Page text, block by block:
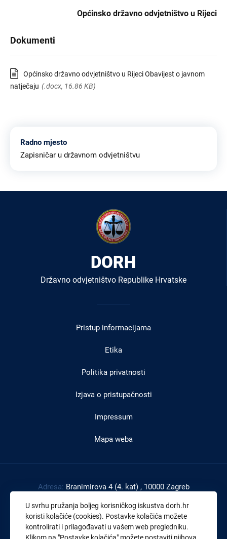
Općinsko državno odvjetništvo u Rijeci
Dokumenti
Općinsko državno odvjetništvo u Rijeci Obavijest o javnom
natječaju (.docx, 16.86 KB)
Radno mjesto
Zapisničar u državnom odvjetništvu
DORH
Državno odvjetništvo Republike Hrvatske
Pristup informacijama
Etika
Politika privatnosti
Izjava o pristupačnosti
Impressum
Mapa weba
Adresa: Branimirova 4 (4. kat) , 10000 Zagreb
Tel: +385 1 4591 888
Faks:+385 1 4591 816
OIB:43539267895
U svrhu pružanja boljeg korisničkog iskustva dorh.hr
koristi kolačiće (cookies). Postavke kolačića možete
kontrolirati i prilagođavati u vašem web pregledniku.